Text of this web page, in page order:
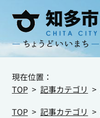
現在位置：
TOP
記事カテゴリ
TOP
記事カテゴリ